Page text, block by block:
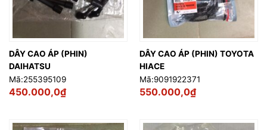
DÂY CAO ÁP (PHIN)
DAIHATSU
Mã:255395109
450.000,0₫
DÂY CAO ÁP (PHIN) TOYOTA
HIACE
Mã:9091922371
550.000,0₫